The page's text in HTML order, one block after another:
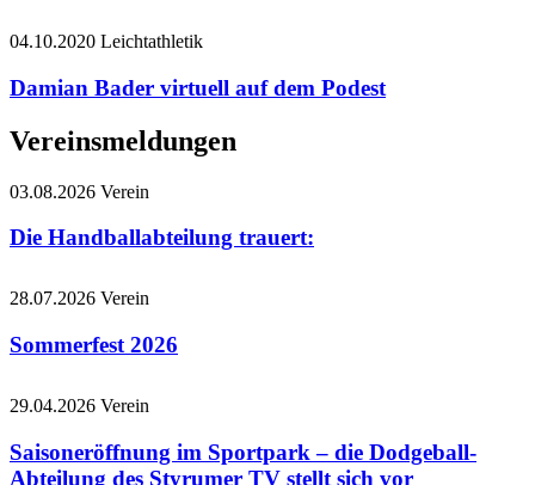
04.10.2020 Leichtathletik
Damian Bader virtuell auf dem Podest
Vereinsmeldungen
03.08.2026 Verein
Die Handballabteilung trauert:
28.07.2026 Verein
Sommerfest 2026
29.04.2026 Verein
Saisoneröffnung im Sportpark – die Dodgeball-
Abteilung des Styrumer TV stellt sich vor